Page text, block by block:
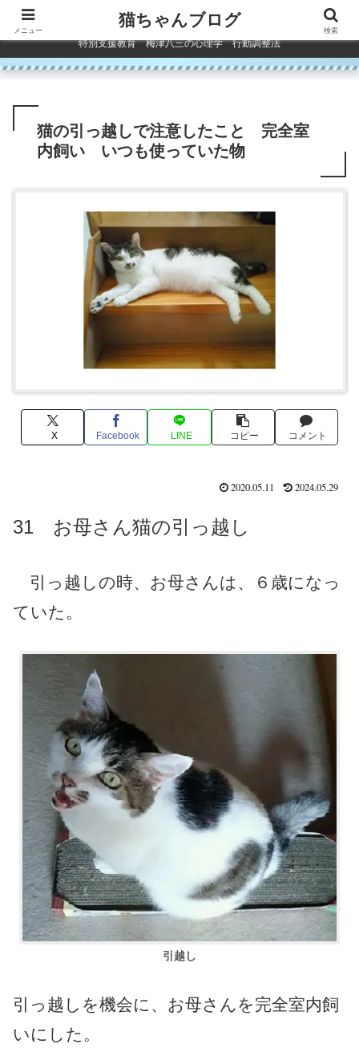
コンテンツへスキップ
特別支援教育 梅津八三の心理学 行動調整法
猫の引っ越しで注意したこと 完全室
内飼い いつも使っていた物
X Facebook LINE コピー コメント
2020.05.11 2024.05.29
31 お母さん猫の引っ越し
引っ越しの時、お母さんは、６歳になっ
ていた。
引越し
引っ越しを機会に、お母さんを完全室内飼
いにした。
メニュー
猫ちゃんブログ
検索